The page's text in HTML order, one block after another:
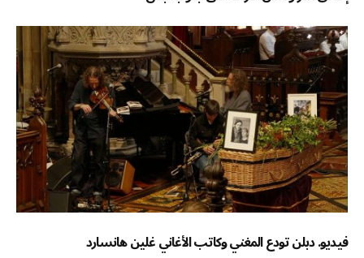
فيديو. دبلن تودع المغني وكاتب الأغاني غلين هانسارد